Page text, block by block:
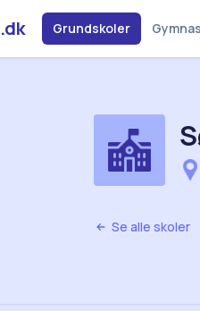
.dk Grundskoler
Se alle skoler